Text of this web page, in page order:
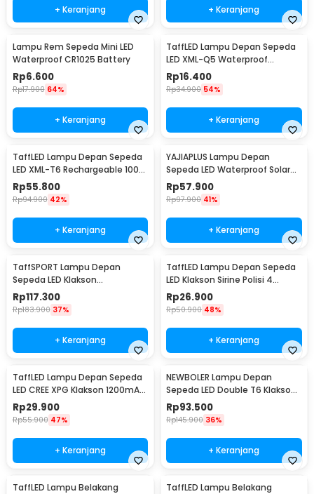
+ Keranjang + Keranjang
Lampu Rem Sepeda Mini LED
Waterproof CR1025 Battery
Rp6.600
Rp17.900 64%
+ Keranjang
TaffLED Lampu Depan Sepeda
LED XML-Q5 Waterproof
CR2032 500 Lumens - ZHA14
Rp16.400
Rp34.900 54%
+ Keranjang
TaffLED Lampu Depan Sepeda
LED XML-T6 Rechargeable 1000
Lumens - ZK30
Rp55.800
Rp94.900 42%
+ Keranjang
YAJIAPLUS Lampu Depan
Sepeda LED Waterproof Solar
Charging 350 Lumens - LY-17
Rp57.900
Rp97.900 41%
+ Keranjang
TaffSPORT Lampu Depan
Sepeda LED Klakson
Speedometer 1000 Lumens -
XA-585
Rp117.300
Rp183.900 37%
+ Keranjang
TaffLED Lampu Depan Sepeda
LED Klakson Sirine Polisi 4
Sound - JY-325B
Rp26.900
Rp50.900 48%
+ Keranjang
TaffLED Lampu Depan Sepeda
LED CREE XPG Klakson 1200mAh
250 Lumens - 7588
Rp29.900
Rp55.900 47%
+ Keranjang
NEWBOLER Lampu Depan
Sepeda LED Double T6 Klakson
2000mAh 800 Lumens - BK-
1718
Rp93.500
Rp145.900 36%
+ Keranjang
TaffLED Lampu Belakang
TaffLED Lampu Belakang